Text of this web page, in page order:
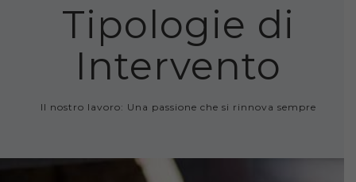
Tipologie di
Intervento
Il nostro lavoro: Una passione che si rinnova sempre